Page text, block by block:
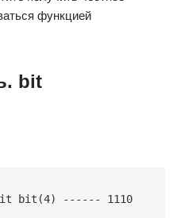
функцией
bit
bit(4) ------ 1110